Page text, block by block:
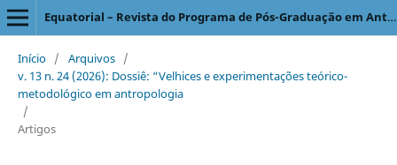
Equatorial – Revista do Programa de Pós-Graduação em Antropologia Social
Início / Arquivos /
v. 13 n. 24 (2026): Dossiê: “Velhices e experimentações teórico-
metodológico em antropologia
/
Artigos